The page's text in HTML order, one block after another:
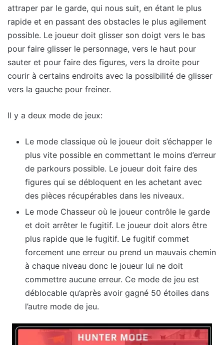
attraper par le garde, qui nous suit, en étant le plus
rapide et en passant des obstacles le plus agilement
possible. Le joueur doit glisser son doigt vers le bas
pour faire glisser le personnage, vers le haut pour
sauter et pour faire des figures, vers la droite pour
courir à certains endroits avec la possibilité de glisser
vers la gauche pour freiner.
Il y a deux mode de jeux:
Le mode classique où le joueur doit s’échapper le
plus vite possible en commettant le moins d’erreur
de parkours possible. Le joueur doit faire des
figures qui se débloquent en les achetant avec
des pièces récupérables dans les niveaux.
Le mode Chasseur où le joueur contrôle le garde
et doit arrêter le fugitif. Le joueur doit alors être
plus rapide que le fugitif. Le fugitif commet
forcement une erreur ou prend un mauvais chemin
à chaque niveau donc le joueur lui ne doit
commettre aucune erreur. Ce mode de jeu est
déblocable qu’après avoir gagné 50 étoiles dans
l’autre mode de jeu.